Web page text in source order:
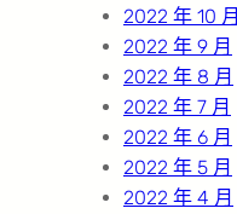
2022 年 10 月
2022 年 9 月
2022 年 8 月
2022 年 7 月
2022 年 6 月
2022 年 5 月
2022 年 4 月